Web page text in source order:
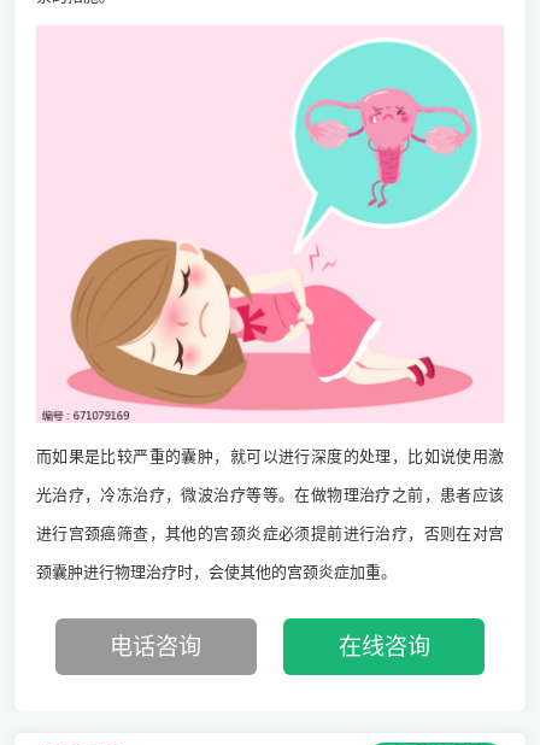
而如果是比较严重的囊肿，就可以进行深度的处理，比如说使用激
光治疗，冷冻治疗，微波治疗等等。在做物理治疗之前，患者应该
进行宫颈癌筛查，其他的宫颈炎症必须提前进行治疗，否则在对宫
颈囊肿进行物理治疗时，会使其他的宫颈炎症加重。
电话咨询 在线咨询